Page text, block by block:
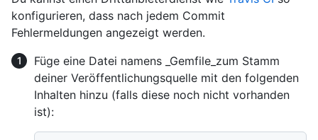
konfigurieren, dass nach jedem Commit
Fehlermeldungen angezeigt werden.
Füge eine Datei namens _Gemfile_zum Stamm
deiner Veröffentlichungsquelle mit den folgenden
Inhalten hinzu (falls diese noch nicht vorhanden
ist):